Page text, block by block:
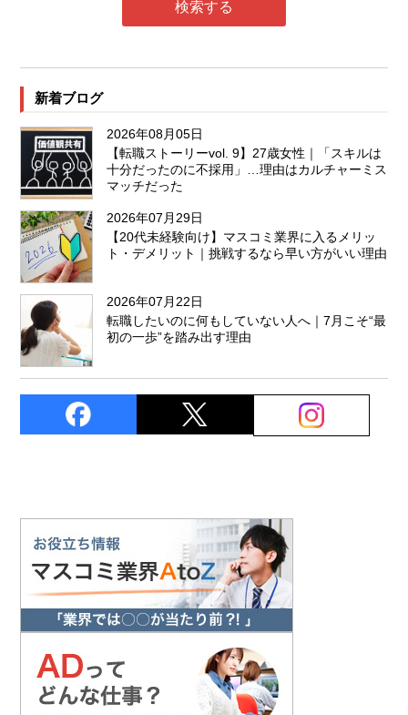
新着ブログ
2026年08月05日
【転職ストーリーvol. 9】27歳女性｜「スキルは
十分だったのに不採用」…理由はカルチャーミス
マッチだった
2026年07月29日
【20代未経験向け】マスコミ業界に入るメリッ
ト・デメリット｜挑戦するなら早い方がいい理由
2026年07月22日
転職したいのに何もしていない人へ｜7月こそ“最
初の一歩”を踏み出す理由